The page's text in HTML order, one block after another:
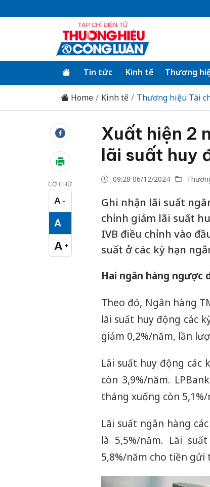
Tin tức Kinh tế Thương
Home Kinh tế Thương hiệu Tài
CỠ CHỮ
A −
Cỡ chữ nhỏ
A
Cỡ chữ vừa
A +
Cỡ chữ lớn
Xuất hiện 2
lãi suất huy
09:28 06/12/2024
Ghi nhận lãi suất
chỉnh giảm lãi suất
IVB điều chỉnh vào
suất ở các kỳ hạn
Hai ngân hàng ngược
Theo đó, Ngân hàng
lãi suất huy động các
giảm 0,2%/năm, lần
Lãi suất huy động
còn 3,9%/năm.
tháng xuống còn 5,1%/
Lãi suất ngân hàng
là 5,5%/năm. Lãi
5,8%/năm cho tiền